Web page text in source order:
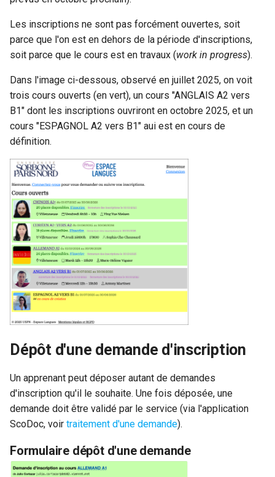
Les inscriptions ne sont pas forcément ouvertes, soit
parce que l'on est en dehors de la période d'inscriptions,
soit parce que le cours est en travaux (work in progress).
Dans l'image ci-dessous, observé en juillet 2025, on voit
trois cours ouverts (en vert), un cours "ANGLAIS A2 vers
B1" dont les inscriptions ouvriront en octobre 2025, et un
cours "ESPAGNOL A2 vers B1" aui est en cours de
définition.
Dépôt d'une demande d'inscription
Un apprenant peut déposer autant de demandes
d'inscription qu'il le souhaite. Une fois déposée, une
demande doit être validé par le service (via l'application
ScoDoc, voir traitement d'une demande).
Formulaire dépôt d'une demande